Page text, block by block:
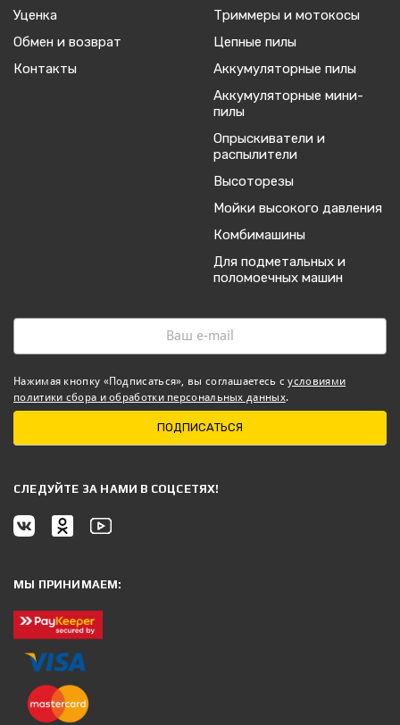
Уценка
Обмен и возврат
Контакты
Триммеры и мотокосы
Цепные пилы
Аккумуляторные пилы
Аккумуляторные мини-
пилы
Опрыскиватели и
распылители
Высоторезы
Мойки высокого давления
Комбимашины
Для подметальных и
поломоечных машин
Нажимая кнопку «Подписаться», вы соглашаетесь сусловиями
политики сбора и обработки персональных данных.
ПОДПИСАТЬСЯ
CЛЕДУЙТЕ ЗА НАМИ В СОЦСЕТЯХ!
МЫ ПРИНИМАЕМ: